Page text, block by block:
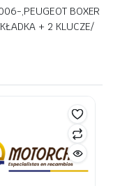
,PEUGEOT BOXER
+ 2 KLUCZE/